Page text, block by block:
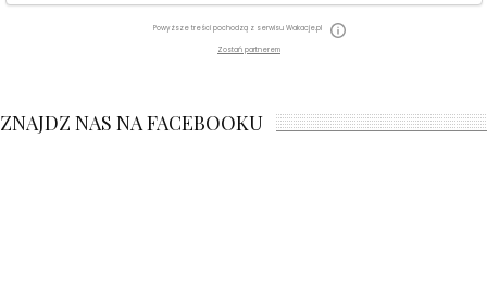
Powyższe treści pochodzą z serwisu Wakacje.pl
Zostań partnerem
ZNAJDZ NAS NA FACEBOOKU